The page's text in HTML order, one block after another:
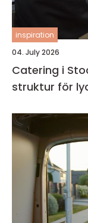
inspiration
04. July 2026
Catering i
struktur för